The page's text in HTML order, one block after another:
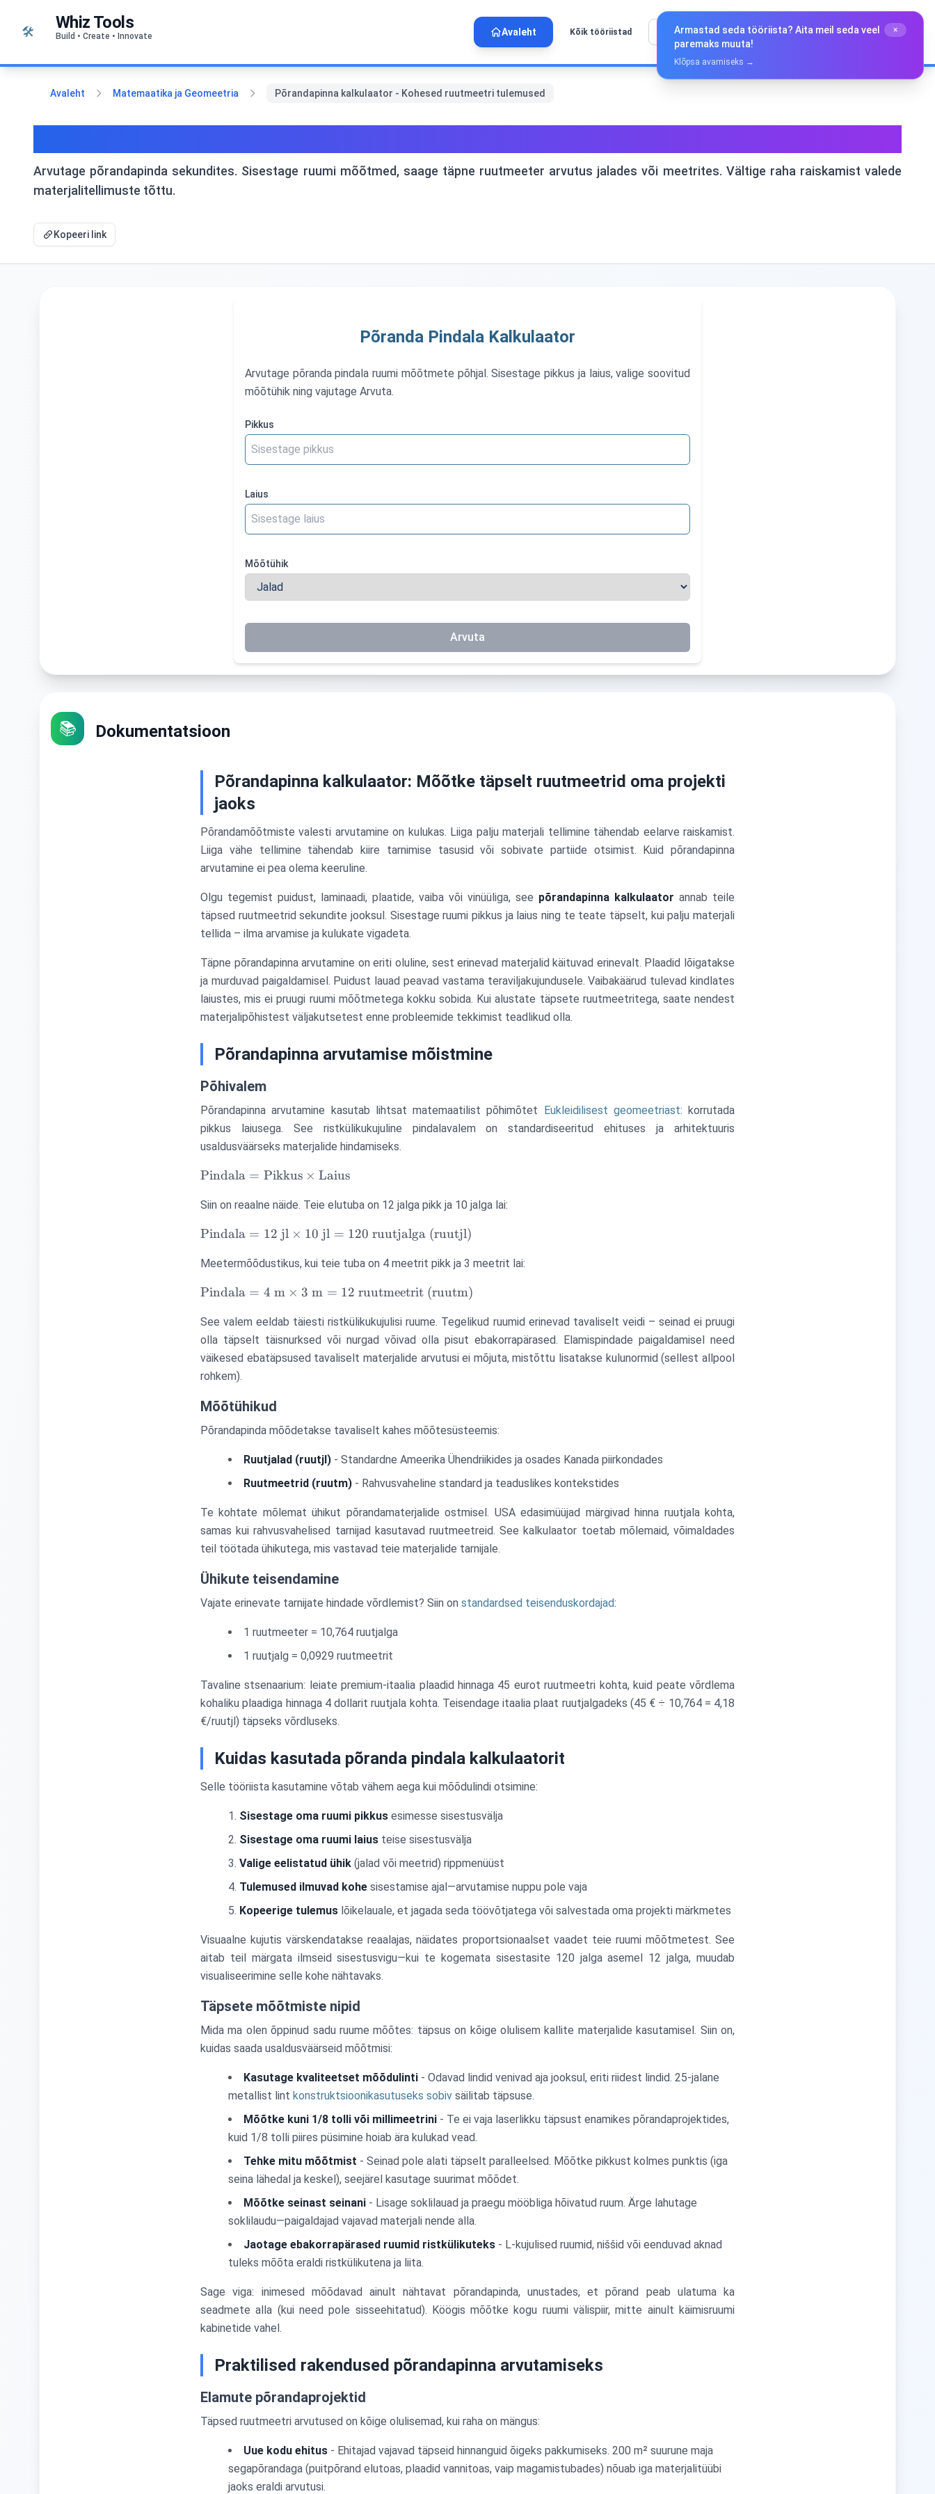
🛠️ Whiz Tools
Build • Create • Innovate Avaleht Kõik tööriistad Eesti
Avaleht Matemaatika ja Geomeetria Põrandapinna kalkulaator - Kohesed ruutmeetri tulemused
Arvutage põrandapinda sekundites. Sisestage ruumi mõõtmed, saage täpne ruutmeeter arvutus jalades või meetrites. Vältige raha raiskamist valede
materjalitellimuste tõttu.
Kopeeri link
Põranda Pindala Kalkulaator
Arvutage põranda pindala ruumi mõõtmete põhjal. Sisestage pikkus ja laius, valige soovitud
mõõtühik ning vajutage Arvuta.
Pikkus
Laius
Mõõtühik
Arvuta
📚 Dokumentatsioon
Põrandapinna kalkulaator: Mõõtke täpselt ruutmeetrid oma projekti
jaoks
Põrandamõõtmiste valesti arvutamine on kulukas. Liiga palju materjali tellimine tähendab eelarve raiskamist.
Liiga vähe tellimine tähendab kiire tarnimise tasusid või sobivate partiide otsimist. Kuid põrandapinna
arvutamine ei pea olema keeruline.
Olgu tegemist puidust, laminaadi, plaatide, vaiba või vinüüliga, see põrandapinna kalkulaator annab teile
täpsed ruutmeetrid sekundite jooksul. Sisestage ruumi pikkus ja laius ning te teate täpselt, kui palju materjali
tellida – ilma arvamise ja kulukate vigadeta.
Täpne põrandapinna arvutamine on eriti oluline, sest erinevad materjalid käituvad erinevalt. Plaadid lõigatakse
ja murduvad paigaldamisel. Puidust lauad peavad vastama teraviljakujundusele. Vaibakäärud tulevad kindlates
laiustes, mis ei pruugi ruumi mõõtmetega kokku sobida. Kui alustate täpsete ruutmeetritega, saate nendest
materjalipõhistest väljakutsetest enne probleemide tekkimist teadlikud olla.
Põrandapinna arvutamise mõistmine
Põhivalem
Põrandapinna arvutamine kasutab lihtsat matemaatilist põhimõtet Eukleidilisest geomeetriast: korrutada
pikkus laiusega. See ristkülikukujuline pindalavalem on standardiseeritud ehituses ja arhitektuuris
usaldusväärseks materjalide hindamiseks.
\text{Pindala}
\text{Pikkus}
\text{Laius}
Pindala = Pikkus × Laius
Siin on reaalne näide. Teie elutuba on 12 jalga pikk ja 10 jalga lai:
\text{Pindala}
\times 10
120 \text{
(ruutjl)}
Pindala = 12 jl × 10 jl = 120 ruutjalga (ruutjl)
Meetermõõdustikus, kui teie tuba on 4 meetrit pikk ja 3 meetrit lai:
\text{Pindala}
\times 3 \text{
m} = 12
\text{
ruutmeetrit
(ruutm)}
Pindala = 4 m × 3 m = 12 ruutmeetrit (ruutm)
See valem eeldab täiesti ristkülikukujulisi ruume. Tegelikud ruumid erinevad tavaliselt veidi – seinad ei pruugi
olla täpselt täisnurksed või nurgad võivad olla pisut ebakorrapärased. Elamispindade paigaldamisel need
väikesed ebatäpsused tavaliselt materjalide arvutusi ei mõjuta, mistõttu lisatakse kulunormid (sellest allpool
rohkem).
Mõõtühikud
Põrandapinda mõõdetakse tavaliselt kahes mõõtesüsteemis:
Ruutjalad (ruutjl) - Standardne Ameerika Ühendriikides ja osades Kanada piirkondades
Ruutmeetrid (ruutm) - Rahvusvaheline standard ja teaduslikes kontekstides
Te kohtate mõlemat ühikut põrandamaterjalide ostmisel. USA edasimüüjad märgivad hinna ruutjala kohta,
samas kui rahvusvahelised tarnijad kasutavad ruutmeetreid. See kalkulaator toetab mõlemaid, võimaldades
teil töötada ühikutega, mis vastavad teie materjalide tarnijale.
Ühikute teisendamine
Vajate erinevate tarnijate hindade võrdlemist? Siin on standardsed teisenduskordajad:
1 ruutmeeter = 10,764 ruutjalga
1 ruutjalg = 0,0929 ruutmeetrit
Tavaline stsenaarium: leiate premium-itaalia plaadid hinnaga 45 eurot ruutmeetri kohta, kuid peate võrdlema
kohaliku plaadiga hinnaga 4 dollarit ruutjala kohta. Teisendage itaalia plaat ruutjalgadeks (45 € ÷ 10,764 = 4,18
€/ruutjl) täpseks võrdluseks.
Kuidas kasutada põranda pindala kalkulaatorit
Selle tööriista kasutamine võtab vähem aega kui mõõdulindi otsimine:
Sisestage oma ruumi pikkus esimesse sisestusvälja
Sisestage oma ruumi laius teise sisestusvälja
Valige eelistatud ühik (jalad või meetrid) rippmenüüst
Tulemused ilmuvad kohe sisestamise ajal—arvutamise nuppu pole vaja
Kopeerige tulemus lõikelauale, et jagada seda töövõtjatega või salvestada oma projekti märkmetes
Visuaalne kujutis värskendatakse reaalajas, näidates proportsionaalset vaadet teie ruumi mõõtmetest. See
aitab teil märgata ilmseid sisestusvigu—kui te kogemata sisestasite 120 jalga asemel 12 jalga, muudab
visualiseerimine selle kohe nähtavaks.
Täpsete mõõtmiste nipid
Mida ma olen õppinud sadu ruume mõõtes: täpsus on kõige olulisem kallite materjalide kasutamisel. Siin on,
kuidas saada usaldusväärseid mõõtmisi:
Kasutage kvaliteetset mõõdulinti - Odavad lindid venivad aja jooksul, eriti riidest lindid. 25-jalane
metallist lint konstruktsioonikasutuseks sobiv säilitab täpsuse.
Mõõtke kuni 1/8 tolli või millimeetrini - Te ei vaja laserlikku täpsust enamikes põrandaprojektides,
kuid 1/8 tolli piires püsimine hoiab ära kulukad vead.
Tehke mitu mõõtmist - Seinad pole alati täpselt paralleelsed. Mõõtke pikkust kolmes punktis (iga
seina lähedal ja keskel), seejärel kasutage suurimat mõõdet.
Mõõtke seinast seinani - Lisage soklilauad ja praegu mööbliga hõivatud ruum. Ärge lahutage
soklilaudu—paigaldajad vajavad materjali nende alla.
Jaotage ebakorrapärased ruumid ristkülikuteks - L-kujulised ruumid, niššid või eenduvad aknad
tuleks mõõta eraldi ristkülikutena ja liita.
Sage viga: inimesed mõõdavad ainult nähtavat põrandapinda, unustades, et põrand peab ulatuma ka
seadmete alla (kui need pole sisseehitatud). Köögis mõõtke kogu ruumi välispiir, mitte ainult käimisruumi
kabinetide vahel.
Praktilised rakendused põrandapinna arvutamiseks
Elamute põrandaprojektid
Täpsed ruutmeetri arvutused on kõige olulisemad, kui raha on mängus:
Uue kodu ehitus - Ehitajad vajavad täpseid hinnanguid õigeks pakkumiseks. 200 m² suurune maja
segapõrandaga (puitpõrand elutoas, plaadid vannitoas, vaip magamistubades) nõuab iga materjalitüübi
jaoks eraldi arvutusi.
Armastad seda tööriista? Aita meil seda veel
paremaks muuta!
×
Klõpsa avamiseks →